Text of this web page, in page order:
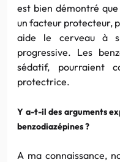
est bien démontré
un facteur protecteur,
aide le cerveau à
progressive. Les
sédatif, pourraient
protectrice.
Y a-t-il des arguments
benzodiazépines ?
A ma connaissance,